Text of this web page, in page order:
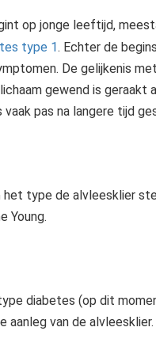
op jonge leeftijd,
type 1. Echter de
De gelijkenis met
gewend is geraakt
pas na langere tijd
het type de alvleesklier
Young.
diabetes (op dit
aanleg van de alvleesklier.